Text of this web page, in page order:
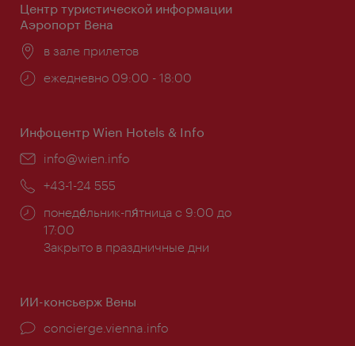
Центр туристической информации
Аэропорт Вена
Расположение:
в зале прилетов
Часы
ежедневно 09:00 - 18:00
Инфоцентр Wien Hotels & Info
Эл.
info@wien.info
Телефон:
+43-1-24 555
Часы
работы:
понеде́льник-пя́тница с 9:00 до
17:00
Закрыто в праздничные дни
ИИ-консьерж Вены
concierge.vienna.info